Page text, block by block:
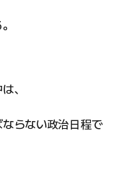
、
らない政治日程で